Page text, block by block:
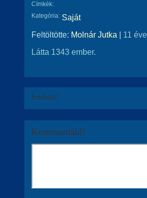
Címkék:
Kategória: Saját
Feltöltötte: Molnár Jutka | 11 éve
Látta 1343 ember.
Értékeld!
Kommentáld!